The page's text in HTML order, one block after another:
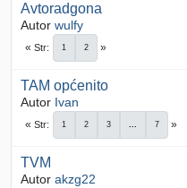
Avtoradgona
Autor wulfy
Str 1 2
TAM općenito
Autor Ivan
Str 1 2 3 ... 7
TVM
Autor akzg22